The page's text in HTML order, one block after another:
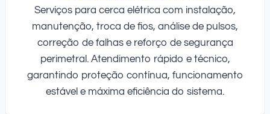
Serviços para cerca elétrica com instalação,
manutenção, troca de fios, análise de pulsos,
correção de falhas e reforço de segurança
perimetral. Atendimento rápido e técnico,
garantindo proteção contínua, funcionamento
estável e máxima eficiência do sistema.